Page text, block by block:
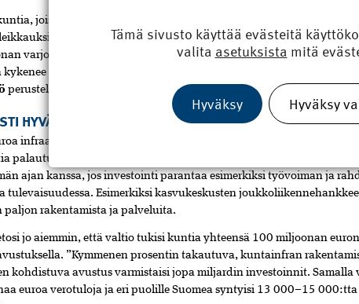
joissa tilanne tajutaan ja jopa lisätään rakentamista nyt. Sitten
Ilmiö, jossa tarpeellisia ja suunniteltuja infratöitä
varjossa, on vaarallinen ja pitäisi pysäyttää. Silloin leikataan
kykenee vielä tuottamaan verotuloja ja hyvinvointia”, RT:n
perustelee kuntajohtajille lähtenyttä vetoomusta.
HYVÄÄ KOKO YHTEISKUNNALLE
infraan tuo 13–15 uutta työpaikkaa. Infraan sijoitetusta julkisesta
palautuu heti yhteiskunnalle verojen ja veroluontoisten maksujen
ajan kanssa, jos investointi parantaa esimerkiksi työvoiman ja
Esimerkiksi kasvukeskusten
paljon rakentamista ja palveluita.
jo aiemmin, että valtio tukisi kuntia yhteensä 100 miljoonan euron
”Kymmenen prosentin takautuva, kuntainfran
kohdistuva avustus varmistaisi jopa miljardin investoinnit. Samalla
euroa verotuloja ja eri puolille Suomea syntyisi 13 000–15
Tämä sivusto käyttää evästeitä
valita asetuksista mitä
Hyväksy Hyväksy